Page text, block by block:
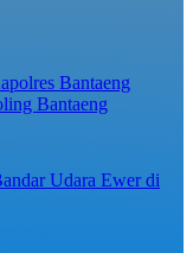
Bantaeng
Bantaeng
Udara Ewer di